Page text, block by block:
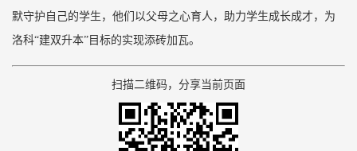
默守护自己的学生，他们以父母之心育人，助力学生成长成才，为
洛科“建双升本”目标的实现添砖加瓦。
扫描二维码，分享当前页面